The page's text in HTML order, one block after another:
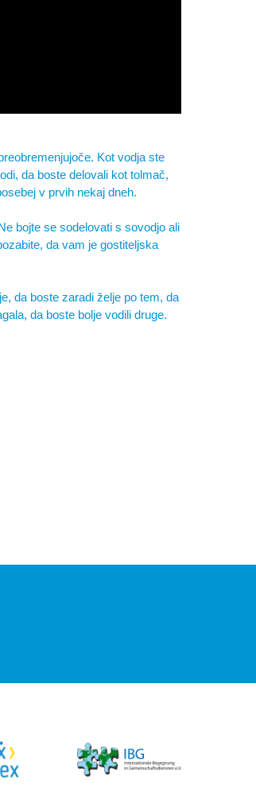
Kot vodja ste
da boste delovali kot tolmač,
v prvih nekaj dneh.
bojte se sodelovati s sovodjo ali
da vam je gostiteljska
da boste zaradi želje po tem, da
da boste bolje vodili druge.